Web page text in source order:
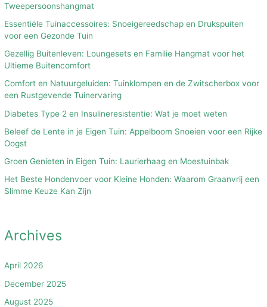
Tweepersoonshangmat
Essentiële Tuinaccessoires: Snoeigereedschap en Drukspuiten
voor een Gezonde Tuin
Gezellig Buitenleven: Loungesets en Familie Hangmat voor het
Ultieme Buitencomfort
Comfort en Natuurgeluiden: Tuinklompen en de Zwitscherbox voor
een Rustgevende Tuinervaring
Diabetes Type 2 en Insulineresistentie: Wat je moet weten
Beleef de Lente in je Eigen Tuin: Appelboom Snoeien voor een Rijke
Oogst
Groen Genieten in Eigen Tuin: Laurierhaag en Moestuinbak
Het Beste Hondenvoer voor Kleine Honden: Waarom Graanvrij een
Slimme Keuze Kan Zijn
Archives
April 2026
December 2025
August 2025